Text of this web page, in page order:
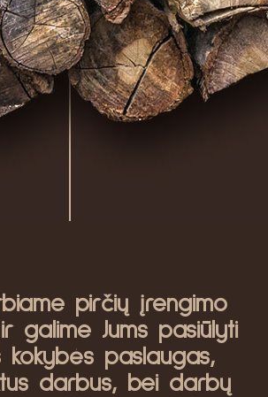
pirčių įrengimo
galime Jums pasiūlyti
kokybės paslaugas,
darbus, bei darbų